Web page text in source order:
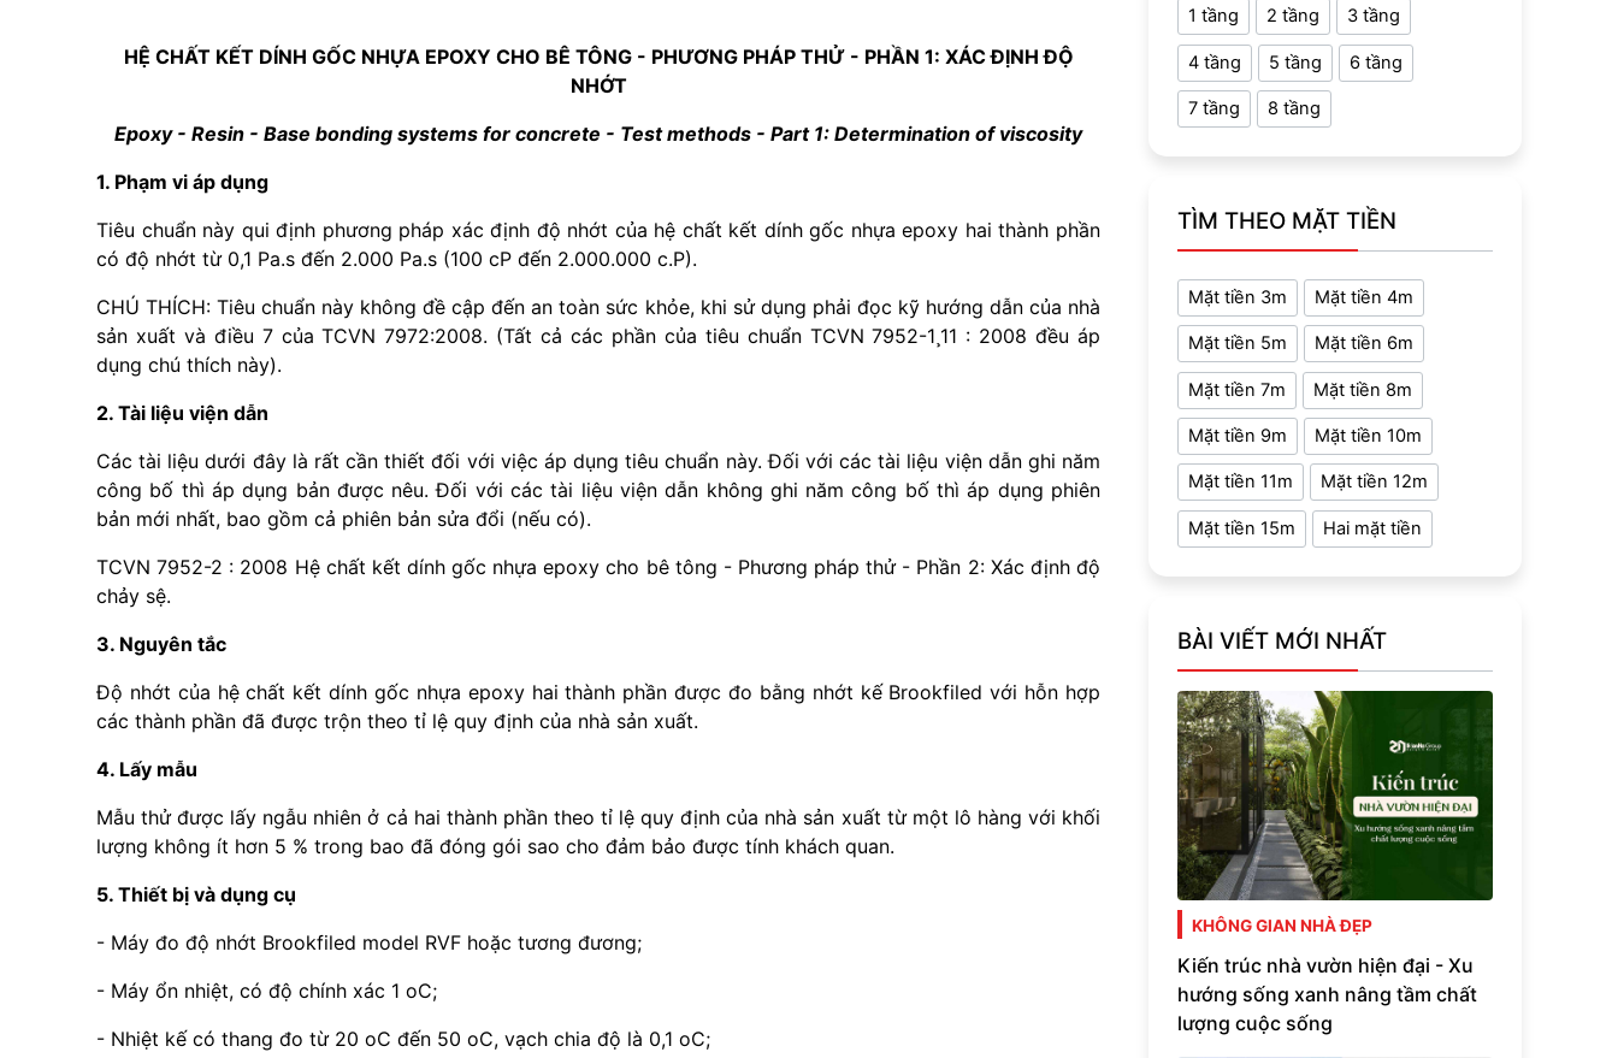
HỆ CHẤT KẾT DÍNH GỐC NHỰA EPOXY CHO BÊ TÔNG - PHƯƠNG PHÁP THỬ - PHẦN 1: XÁC ĐỊNH ĐỘ
NHỚT
Epoxy - Resin - Base bonding systems for concrete - Test methods - Part 1: Determination of viscosity
1. Phạm vi áp dụng
Tiêu chuẩn này qui định phương pháp xác định độ nhớt của hệ chất kết dính gốc nhựa epoxy hai thành phần
có độ nhớt từ 0,1 Pa.s đến 2.000 Pa.s (100 cP đến 2.000.000 c.P).
CHÚ THÍCH: Tiêu chuẩn này không đề cập đến an toàn sức khỏe, khi sử dụng phải đọc kỹ hướng dẫn của nhà
sản xuất và điều 7 của TCVN 7972:2008. (Tất cả các phần của tiêu chuẩn TCVN 7952-1¸11 : 2008 đều áp
dụng chú thích này).
2. Tài liệu viện dẫn
Các tài liệu dưới đây là rất cần thiết đối với việc áp dụng tiêu chuẩn này. Đối với các tài liệu viện dẫn ghi năm
công bố thì áp dụng bản được nêu. Đối với các tài liệu viện dẫn không ghi năm công bố thì áp dụng phiên
bản mới nhất, bao gồm cả phiên bản sửa đổi (nếu có).
TCVN 7952-2 : 2008 Hệ chất kết dính gốc nhựa epoxy cho bê tông - Phương pháp thử - Phần 2: Xác định độ
chảy sệ.
3. Nguyên tắc
Độ nhớt của hệ chất kết dính gốc nhựa epoxy hai thành phần được đo bằng nhớt kế Brookfiled với hỗn hợp
các thành phần đã được trộn theo tỉ lệ quy định của nhà sản xuất.
4. Lấy mẫu
Mẫu thử được lấy ngẫu nhiên ở cả hai thành phần theo tỉ lệ quy định của nhà sản xuất từ một lô hàng với khối
lượng không ít hơn 5 % trong bao đã đóng gói sao cho đảm bảo được tính khách quan.
5. Thiết bị và dụng cụ
- Máy đo độ nhớt Brookfiled model RVF hoặc tương đương;
- Máy ổn nhiệt, có độ chính xác 1 oC;
- Nhiệt kế có thang đo từ 20 oC đến 50 oC, vạch chia độ là 0,1 oC;
1 tầng 2 tầng 3 tầng
4 tầng 5 tầng 6 tầng
7 tầng 8 tầng
TÌM THEO MẶT TIỀN
Mặt tiền 3m Mặt tiền 4m
Mặt tiền 5m Mặt tiền 6m
Mặt tiền 7m Mặt tiền 8m
Mặt tiền 9m Mặt tiền 10m
Mặt tiền 11m Mặt tiền 12m
Mặt tiền 15m Hai mặt tiền
BÀI VIẾT MỚI NHẤT
KHÔNG GIAN NHÀ ĐẸP
Kiến trúc nhà vườn hiện đại - Xu
hướng sống xanh nâng tầm chất
lượng cuộc sống